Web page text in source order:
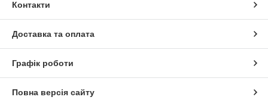
Контакти
Доставка та оплата
Графік роботи
Повна версія сайту